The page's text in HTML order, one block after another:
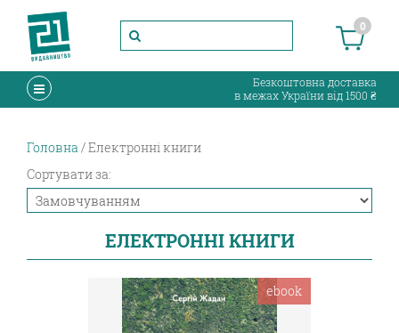
0
Безкоштовна доставка
в межах України від 1500 ₴
Головна Електронні книги
Сортувати за:
ЕЛЕКТРОННІ КНИГИ
ebook